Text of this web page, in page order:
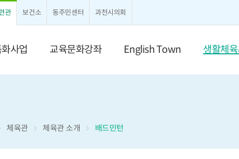
관 보건소 동주민센터 과천시의회
크게보기작게보기
사업 교육문화강좌 English Town 생활체
체육관 체육관 소개 배드민턴